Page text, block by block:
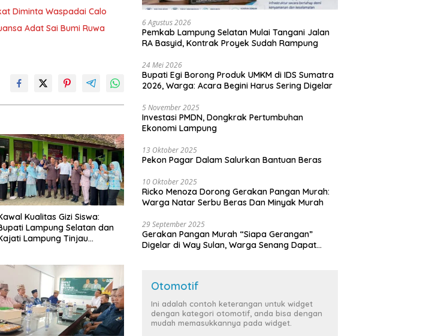
Diminta Waspadai Calo
Adat Sai Bumi Ruwa
Kualitas Gizi Siswa:
Lampung Selatan dan
Lampung Tinjau
6 Agustus 2026
Pemkab Lampung Selatan Mulai Tangani Jalan
RA Basyid, Kontrak Proyek Sudah Rampung
24 Mei 2026
Bupati Egi Borong Produk UMKM di IDS Sumatra
2026, Warga: Acara Begini Harus Sering Digelar
5 November 2025
Investasi PMDN, Dongkrak Pertumbuhan
Ekonomi Lampung
13 Oktober 2025
Pekon Pagar Dalam Salurkan Bantuan Beras
10 Oktober 2025
Ricko Menoza Dorong Gerakan Pangan Murah:
Warga Natar Serbu Beras Dan Minyak Murah
29 September 2025
Gerakan Pangan Murah “Siapa Gerangan”
Digelar di Way Sulan, Warga Senang Dapat
Otomotif
Ini adalah contoh keterangan untuk widget
dengan kategori otomotif, anda bisa dengan
mudah memasukkannya pada widget.